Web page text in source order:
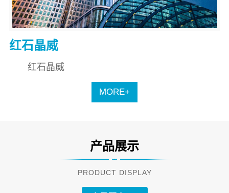
红石晶威
红石晶威
MORE+
产品展示
PRODUCT DISPLAY